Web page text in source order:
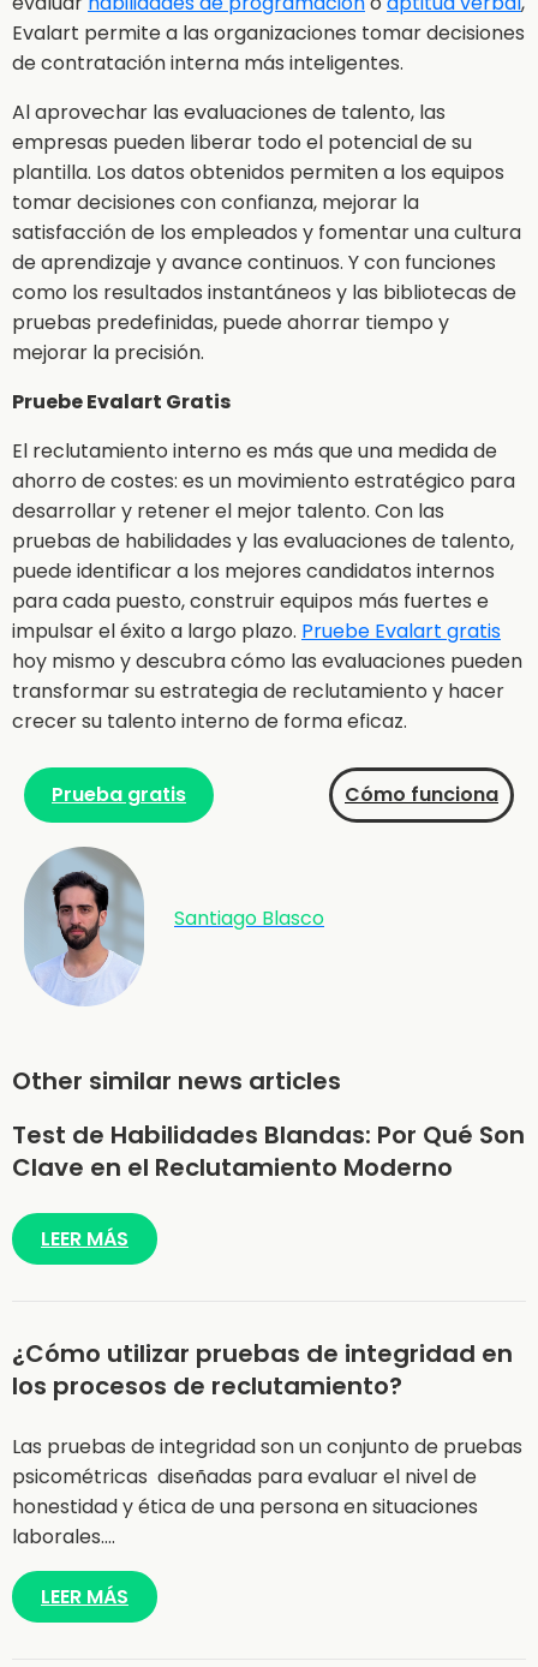
Evalart permite a las organizaciones tomar decisiones
de contratación interna más inteligentes.
Al aprovechar las evaluaciones de talento, las
empresas pueden liberar todo el potencial de su
plantilla. Los datos obtenidos permiten a los equipos
tomar decisiones con confianza, mejorar la
satisfacción de los empleados y fomentar una cultura
de aprendizaje y avance continuos. Y con funciones
como los resultados instantáneos y las bibliotecas de
pruebas predefinidas, puede ahorrar tiempo y
mejorar la precisión.
Pruebe Evalart Gratis
El reclutamiento interno es más que una medida de
ahorro de costes: es un movimiento estratégico para
desarrollar y retener el mejor talento. Con las
pruebas de habilidades y las evaluaciones de talento,
puede identificar a los mejores candidatos internos
para cada puesto, construir equipos más fuertes e
impulsar el éxito a largo plazo. Pruebe Evalart gratis
hoy mismo y descubra cómo las evaluaciones pueden
transformar su estrategia de reclutamiento y hacer
crecer su talento interno de forma eficaz.
Prueba gratis Cómo funciona
Santiago Blasco
Other similar news articles
Test de Habilidades Blandas: Por Qué Son
Clave en el Reclutamiento Moderno
LEER MÁS
¿Cómo utilizar pruebas de integridad en
los procesos de reclutamiento?
Las pruebas de integridad son un conjunto de pruebas
psicométricas diseñadas para evaluar el nivel de
honestidad y ética de una persona en situaciones
laborales.…
LEER MÁS